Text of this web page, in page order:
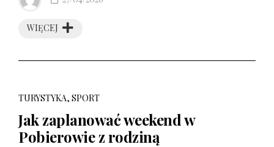
WIĘCEJ
TURYSTYKA, SPORT
Jak zaplanować weekend w
Pobierowie z rodziną